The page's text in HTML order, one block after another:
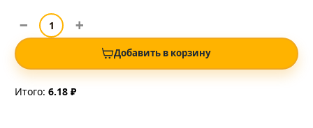
Добавить в корзину
Итого: 6.18 ₽